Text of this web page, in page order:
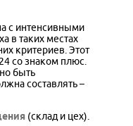
с интенсивными
в таких местах
критериев. Этот
со знаком плюс.
быть
составлять –
(склад и цех).